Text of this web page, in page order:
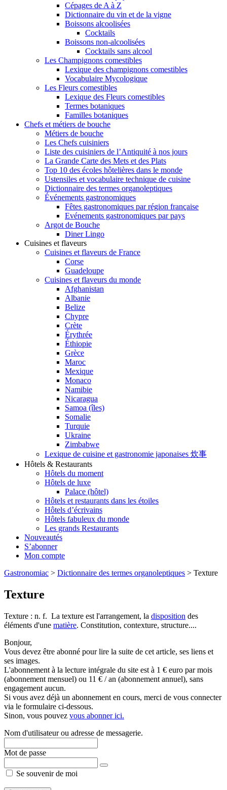
Cépages de A à Z
Dictionnaire du vin et de la vigne
Boissons alcoolisées
Cocktails
Boissons non-alcoolisées
Cocktails sans alcool
Les Champignons comestibles
Lexique des champignons comestibles
Vocabulaire Mycologique
Les Fleurs comestibles
Lexique des Fleurs comestibles
Termes botaniques
Familles botaniques
Chefs et métiers de bouche
Métiers de bouche
Les Chefs cuisiniers
Liste des cuisiniers de l’Antiquité à nos jours
La Grande Carte des Mets et des Plats
Top 10 des écoles hôtelières dans le monde
Ustensiles et vocabulaire technique de cuisine
Dictionnaire des termes organoleptiques
Événements gastronomiques
Fêtes gastronomiques par région française
Evénements gastronomiques par pays
Argot de Bouche
Diner Lingo
Cuisines et flaveurs
Cuisines et flaveurs de France
Corse
Guadeloupe
Cuisines et flaveurs du monde
Afghanistan
Albanie
Belize
Chypre
Crète
Érythrée
Éthiopie
Grèce
Maroc
Mexique
Monaco
Namibie
Nicaragua
Samoa (îles)
Somalie
Turquie
Ukraine
Zimbabwe
Lexique de cuisine et gastronomie japonaises 炊事
Hôtels & Restaurants
Hôtels du moment
Hôtels de luxe
Palace (hôtel)
Hôtels et restaurants dans les étoiles
Hôtels d’écrivains
Hôtels fabuleux du monde
Les grands Restaurants
Nouveautés
S’abonner
Mon compte
Gastronomiac > Dictionnaire des termes organoleptiques > Texture
Texture
Texture : n. f. La texture est l'arrangement, la disposition des
éléments d'une matière. Constitution, contexture, structure....
Bonjour,
Vous devez être abonné pour lire la suite de cet article, ses liens et
ses images.
L'abonnement à la lecture intégrale du site est à 1 € euro par mois
(abonnement mensuel) ou 11 € / an (abonnement annuel), sans
engagement aucun.
Si vous avez déjà un abonnement en cours, merci de vous connecter
via le formulaire ci-dessous.
Sinon, vous pouvez vous abonner ici.
Nom d'utilisateur ou adresse de messagerie.
Mot de passe
Se souvenir de moi